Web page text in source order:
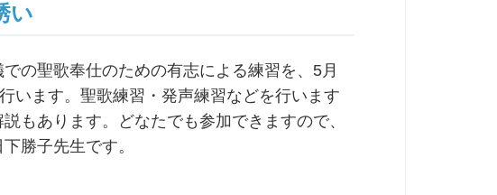
い
の聖歌奉仕のための有志による練習を、5月
います。聖歌練習・発声練習などを行います
もあります。どなたでも参加できますので、
勝子先生です。